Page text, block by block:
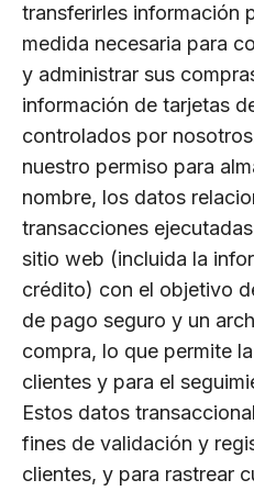
transferirles información
medida necesaria para
y administrar sus
información de tarjetas
controlados por
nuestro permiso para
nombre, los datos
transacciones
sitio web (incluida la
crédito) con el objetivo
de pago seguro y un
compra, lo que permite
clientes y para el
Estos datos
fines de validación y
clientes, y para rastrear